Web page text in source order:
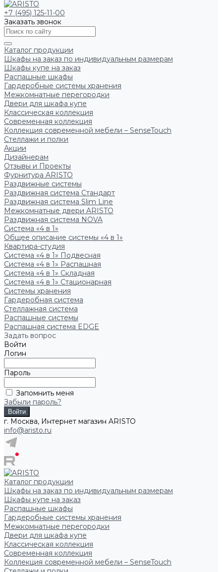
+7 (495) 125-11-00
Заказать звонок
Каталог продукции
Шкафы на заказ по индивидуальным размерам
Шкафы купе на заказ
Распашные шкафы
Гардеробные системы хранения
Межкомнатные перегородки
Двери для шкафа купе
Классическая коллекция
Современная коллекция
Коллекция современной мебели – SenseTouch
Стеллажи и полки
Акции
Дизайнерам
Отзывы и Проекты
Фурнитура ARISTO
Раздвижные системы
Раздвижная система Стандарт
Раздвижная система Slim Line
Межкомнатные двери ARISTO
Раздвижная система NOVA
Система «4 в 1»
Общее описание системы «4 в 1»
Квартира-студия
Система «4 в 1» Подвесная
Система «4 в 1» Распашная
Система «4 в 1» Складная
Система «4 в 1» Стационарная
Системы хранения
Гардеробная система
Стеллажная система
Распашные системы
Распашная система EDGE
Задать вопрос
Войти
Логин
Пароль
Запомнить меня
Забыли пароль?
г. Москва, Интернет магазин ARISTO
info@aristo.ru
Каталог продукции
Шкафы на заказ по индивидуальным размерам
Шкафы купе на заказ
Распашные шкафы
Гардеробные системы хранения
Межкомнатные перегородки
Двери для шкафа купе
Классическая коллекция
Современная коллекция
Коллекция современной мебели – SenseTouch